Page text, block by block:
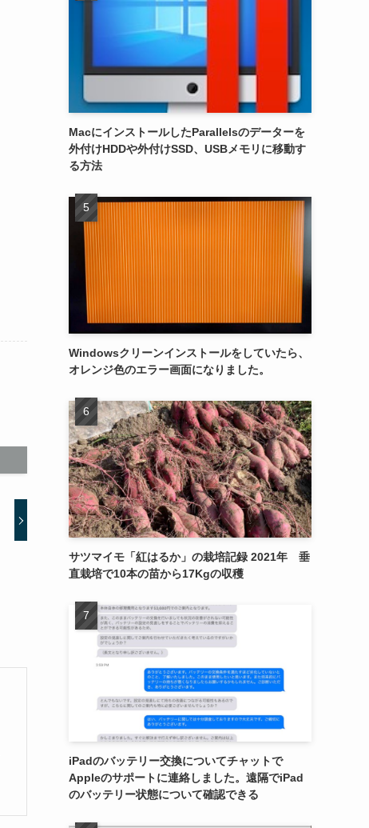
MacにインストールしたParallelsのデーターを
外付けHDDや外付けSSD、USBメモリに移動す
る方法
Windowsクリーンインストールをしていたら、
オレンジ色のエラー画面になりました。
サツマイモ「紅はるか」の栽培記録 2021年 垂
直栽培で10本の苗から17Kgの収穫
iPadのバッテリー交換についてチャットで
Appleのサポートに連絡しました。遠隔でiPad
のバッテリー状態について確認できる